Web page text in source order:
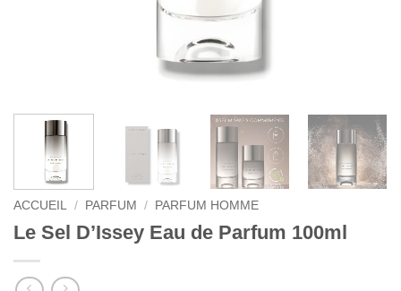
ACCUEIL / PARFUM / PARFUM HOMME
Le Sel D’Issey Eau de Parfum 100ml